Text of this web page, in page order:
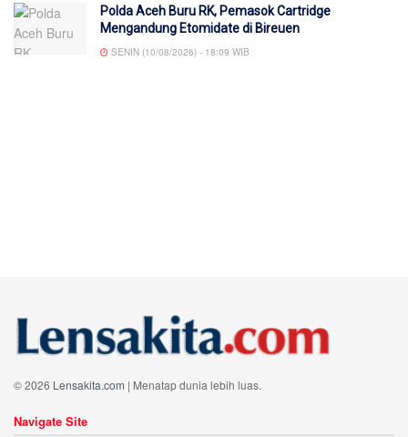
Polda Aceh Buru RK, Pemasok Cartridge
Mengandung Etomidate di Bireuen
SENIN (10/08/2026) - 18:09 WIB
© 2026 Lensakita.com | Menatap dunia lebih luas.
Navigate Site